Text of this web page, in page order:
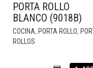
PORTA ROLLO
BLANCO (9018B)
COCINA, PORTA ROLLO,
ROLLOS